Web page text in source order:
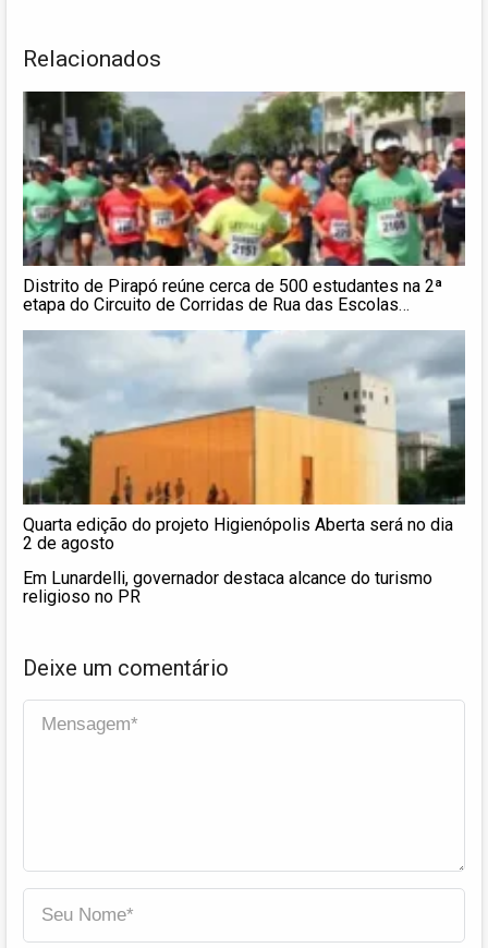
Relacionados
Distrito de Pirapó reúne cerca de 500 estudantes na 2ª
etapa do Circuito de Corridas de Rua das Escolas
Quarta edição do projeto Higienópolis Aberta será no dia
2 de agosto
Em Lunardelli, governador destaca alcance do turismo
religioso no PR
Deixe um comentário